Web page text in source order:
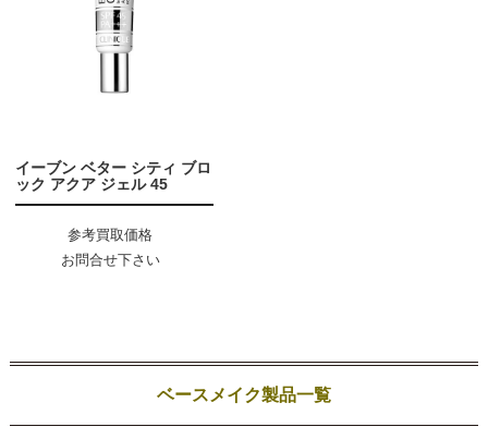
イーブン ベター シティ ブロ
ック アクア ジェル 45
参考買取価格
お問合せ下さい
ベースメイク製品一覧